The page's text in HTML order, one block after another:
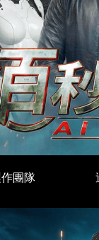
團隊